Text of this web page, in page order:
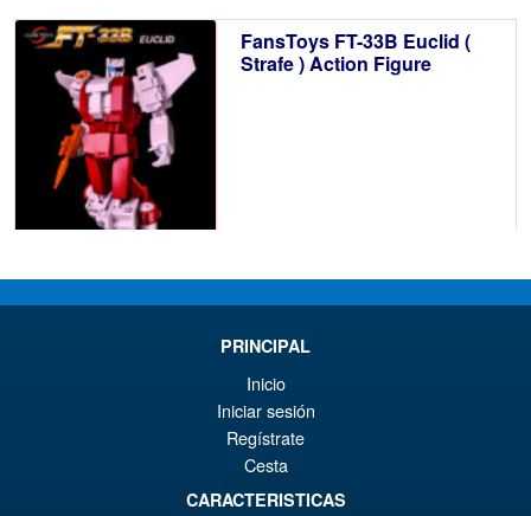
FansToys FT-33B Euclid (
Strafe ) Action Figure
DNA Design DK-89 Armada
SW Upgrade Kit
PRINCIPAL
Inicio
Iniciar sesión
Regístrate
Cesta
CARACTERISTICAS